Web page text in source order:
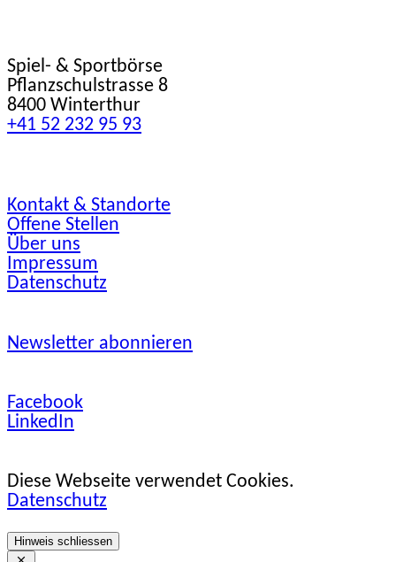
Spiel- & Sportbörse
Pflanzschulstrasse 8
8400 Winterthur
+41 52 232 95 93
Kontakt & Standorte
Offene Stellen
Über uns
Impressum
Datenschutz
Newsletter abonnieren
Facebook
LinkedIn
Diese Webseite verwendet Cookies.
Datenschutz
Hinweis schliessen